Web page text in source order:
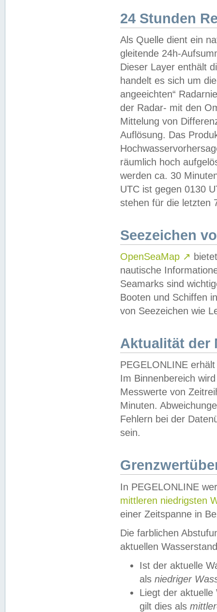
24 Stunden
Als Quelle dient ein
gleitende 24h-
Dieser Layer enthält
handelt es sich um
angeeichten“
der Radar- mit den
Mittelung von
Auflösung. Das
räumlich hoch
werden ca. 30
UTC ist gegen 0130
stehen für die letzten
Seezeichen
OpenSeaMap ↗
nautische
Seamarks sind
Booten und Schiffen
von Seezeichen wie
Aktualität der
PEGELONLINE
Im Binnenbereich
Messwerte von
Minuten.
Fehlern bei der
sein.
In PEGELONLINE
mittleren niedrigsten
einer Zeitspanne in
Die farblichen
aktuellen
Ist der aktuelle
als niedriger
Liegt der
gilt dies als